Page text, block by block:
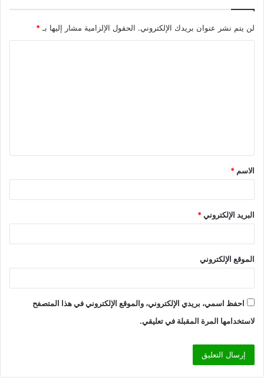
لن يتم نشر عنوان بريدك الإلكتروني. الحقول الإلزامية مشار إليها بـ *
ق
*
الاسم *
البريد الإلكتروني*
الموقع الإلكتروني
احفظ اسمي، بريدي الإلكتروني، والموقع الإلكتروني في هذا المتصفح
لاستخدامها المرة المقبلة في تعليقي.